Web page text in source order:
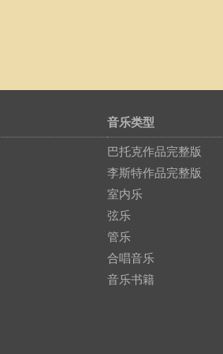
音乐类型
巴托克作品完整版
李斯特作品完整版
室内乐
弦乐
管乐
合唱音乐
音乐书籍